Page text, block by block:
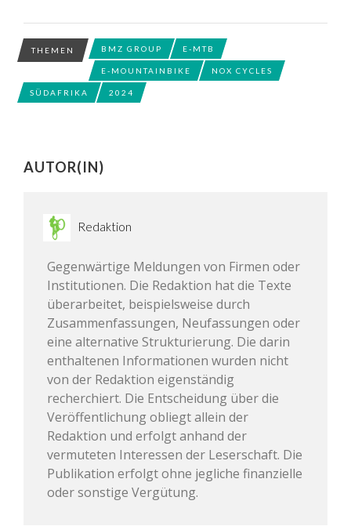
THEMEN BMZ GROUP E-MTB
E-MOUNTAINBIKE NOX CYCLES
SÜDAFRIKA 2024
AUTOR(IN)
Redaktion
Gegenwärtige Meldungen von Firmen oder
Institutionen. Die Redaktion hat die Texte
überarbeitet, beispielsweise durch
Zusammenfassungen, Neufassungen oder
eine alternative Strukturierung. Die darin
enthaltenen Informationen wurden nicht
von der Redaktion eigenständig
recherchiert. Die Entscheidung über die
Veröffentlichung obliegt allein der
Redaktion und erfolgt anhand der
vermuteten Interessen der Leserschaft. Die
Publikation erfolgt ohne jegliche finanzielle
oder sonstige Vergütung.